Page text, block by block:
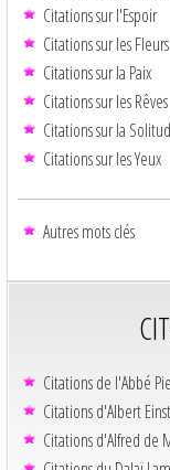
Citations sur l'Espoir
Citations sur les Fleurs
Citations sur la Paix
Citations sur les Rêves
Citations sur la
Citations sur les Yeux
Autres mots clés
Citations de l'Abbé
Citations d'Albert
Citations d'Alfred de